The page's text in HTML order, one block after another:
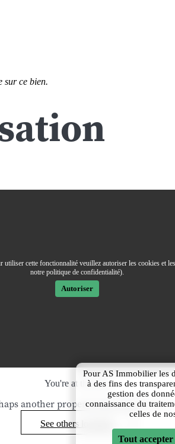
sur ce bien.
utiliser cette fonctionnalité veuillez autoriser les cookies et
notre politique de confidentialité).
Autoriser
You're at the end.
another property may interest you?
See others locations
Pour AS Immobilier les
à des fins des
gestion des
connaissance du
celles de
Tout accepter